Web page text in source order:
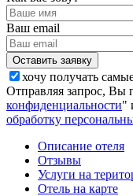
Ваш email
хочу получать
Отправляя запрос, Вы
конфиденциальности"
обработку
Описание отеля
Отзывы
Услуги на
Отель на карте